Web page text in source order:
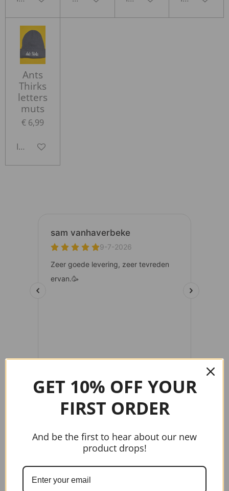
Ants
Thirks
letters
muts
€ 6,99
In winkelwagen
gtag('config', 'AW-17037107622');
Handige links
GET 10% OFF YOUR
FIRST ORDER
And be the first to hear about our new
product drops!